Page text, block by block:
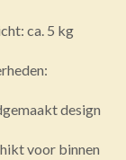
ca. 5 kg
design
voor binnen